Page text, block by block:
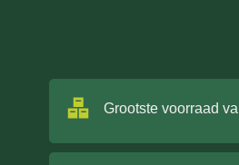
Grootste voorraad